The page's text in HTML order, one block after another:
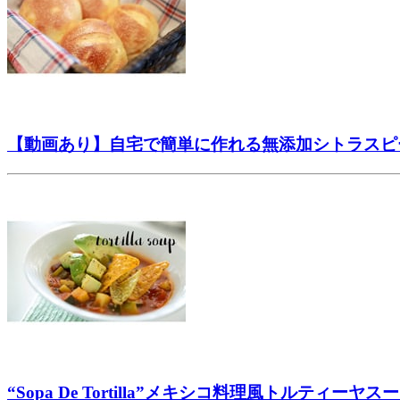
【動画あり】自宅で簡単に作れる無添加シトラス
“Sopa De Tortilla”メキシコ料理風トルティーヤス